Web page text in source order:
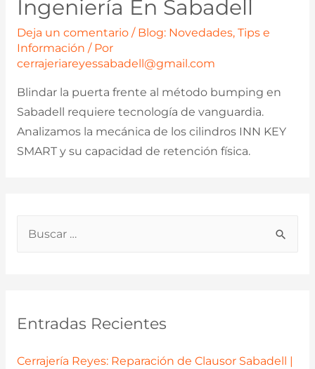
p
Entradas Recientes
Cerrajería Reyes: Reparación de Clausor Sabadell |
Ingeniería En Sabadell
Deja un comentario / Blog: Novedades, Tips e
Información / Por
cerrajeriareyessabadell@gmail.com
Blindar la puerta frente al método bumping en
Sabadell requiere tecnología de vanguardia.
Analizamos la mecánica de los cilindros INN KEY
SMART y su capacidad de retención física.